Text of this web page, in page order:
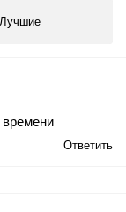
Лучшие
Ответить